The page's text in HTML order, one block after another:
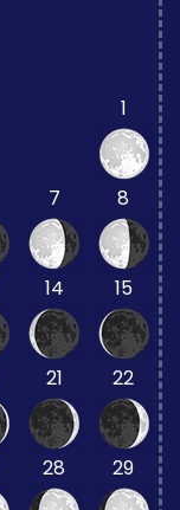
1
7 8
14 15
21 22
28 29